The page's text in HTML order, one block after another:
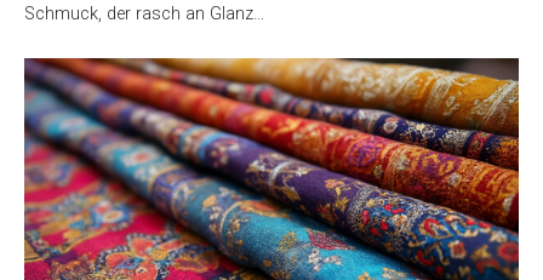
Schmuck, der rasch an Glanz…